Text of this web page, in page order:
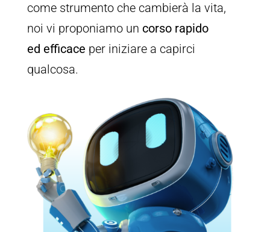
come strumento che cambierà la vita,
noi vi proponiamo un corso rapido
ed efficace per iniziare a capirci
qualcosa.